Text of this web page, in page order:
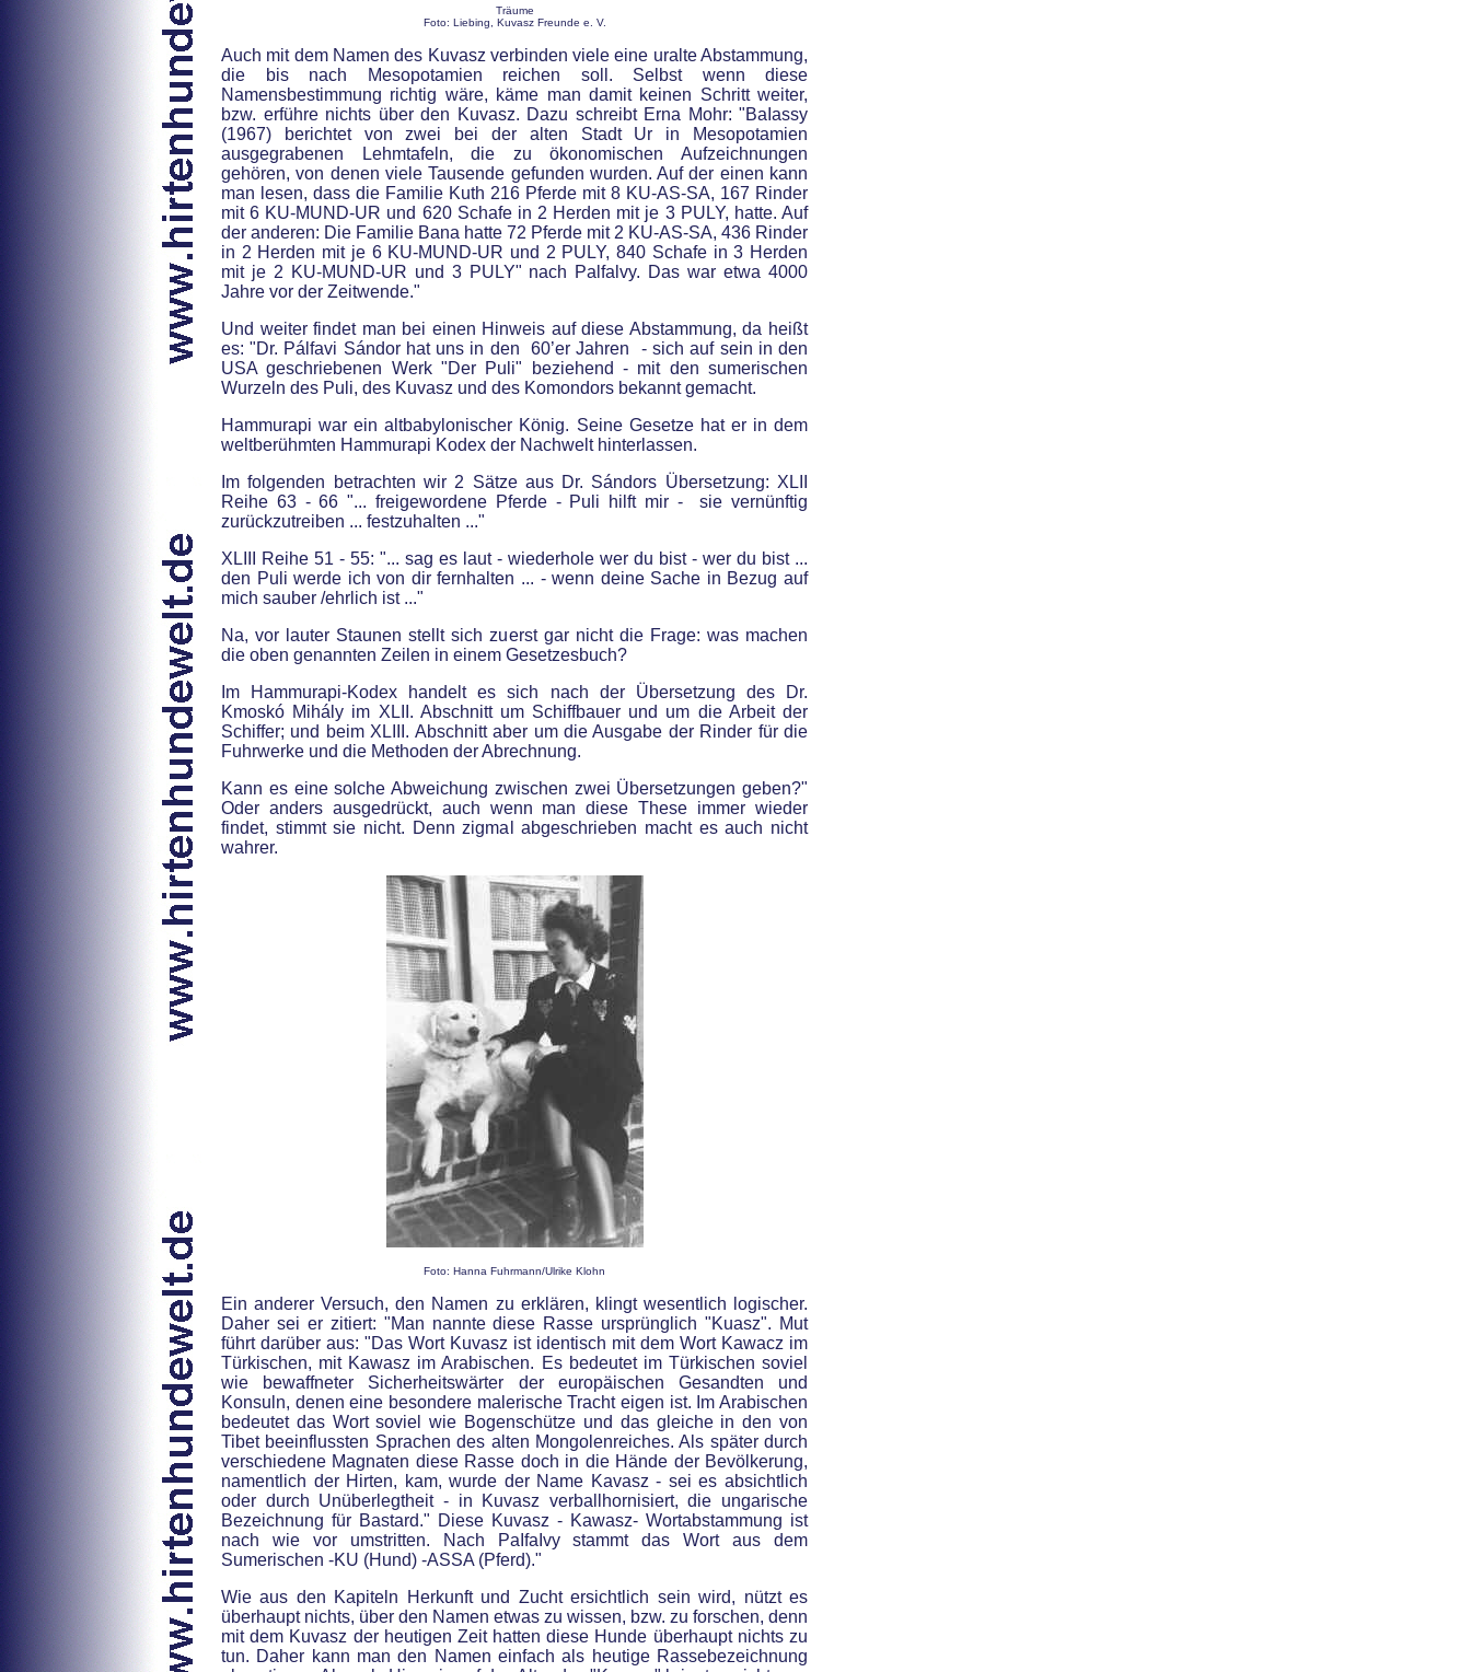
Träume
Foto: Liebing, Kuvasz Freunde e. V.
Auch mit dem Namen des Kuvasz verbinden viele eine uralte Abstammung,
die bis nach Mesopotamien reichen soll. Selbst wenn diese
Namensbestimmung richtig wäre, käme man damit keinen Schritt weiter,
bzw. erführe nichts über den Kuvasz. Dazu schreibt Erna Mohr: "BaIassy
(1967) berichtet von zwei bei der alten Stadt Ur in Mesopotamien
ausgegrabenen Lehmtafeln, die zu ökonomischen Aufzeichnungen
gehören, von denen viele Tausende gefunden wurden. Auf der einen kann
man lesen, dass die Familie Kuth 216 Pferde mit 8 KU-AS-SA, 167 Rinder
mit 6 KU-MUND-UR und 620 Schafe in 2 Herden mit je 3 PULY, hatte. Auf
der anderen: Die Familie Bana hatte 72 Pferde mit 2 KU-AS-SA, 436 Rinder
in 2 Herden mit je 6 KU-MUND-UR und 2 PULY, 840 Schafe in 3 Herden
mit je 2 KU-MUND-UR und 3 PULY" nach Palfalvy. Das war etwa 4000
Jahre vor der Zeitwende."
Und weiter findet man bei einen Hinweis auf diese Abstammung, da heißt
es: "Dr. Pálfavi Sándor hat uns in den 60’er Jahren - sich auf sein in den
USA geschriebenen Werk "Der Puli" beziehend - mit den sumerischen
Wurzeln des Puli, des Kuvasz und des Komondors bekannt gemacht.
Hammurapi war ein altbabylonischer König. Seine Gesetze hat er in dem
weltberühmten Hammurapi Kodex der Nachwelt hinterlassen.
Im folgenden betrachten wir 2 Sätze aus Dr. Sándors Übersetzung: XLII
Reihe 63 - 66 "... freigewordene Pferde - Puli hilft mir - sie vernünftig
zurückzutreiben ... festzuhalten ..."
XLIII Reihe 51 - 55: "... sag es laut - wiederhole wer du bist - wer du bist ...
den Puli werde ich von dir fernhalten ... - wenn deine Sache in Bezug auf
mich sauber /ehrlich ist ..."
Na, vor lauter Staunen stellt sich zuerst gar nicht die Frage: was machen
die oben genannten Zeilen in einem Gesetzesbuch?
Im Hammurapi-Kodex handelt es sich nach der Übersetzung des Dr.
Kmoskó Mihály im XLII. Abschnitt um Schiffbauer und um die Arbeit der
Schiffer; und beim XLIII. Abschnitt aber um die Ausgabe der Rinder für die
Fuhrwerke und die Methoden der Abrechnung.
Kann es eine solche Abweichung zwischen zwei Übersetzungen geben?"
Oder anders ausgedrückt, auch wenn man diese These immer wieder
findet, stimmt sie nicht. Denn zigmal abgeschrieben macht es auch nicht
wahrer.
Foto: Hanna Fuhrmann/Ulrike Klohn
Ein anderer Versuch, den Namen zu erklären, klingt wesentlich logischer.
Daher sei er zitiert: "Man nannte diese Rasse ursprünglich "Kuasz". Mut
führt darüber aus: "Das Wort Kuvasz ist identisch mit dem Wort Kawacz im
Türkischen, mit Kawasz im Arabischen. Es bedeutet im Türkischen soviel
wie bewaffneter Sicherheitswärter der europäischen Gesandten und
Konsuln, denen eine besondere malerische Tracht eigen ist. Im Arabischen
bedeutet das Wort soviel wie Bogenschütze und das gleiche in den von
Tibet beeinflussten Sprachen des alten Mongolenreiches. Als später durch
verschiedene Magnaten diese Rasse doch in die Hände der Bevölkerung,
namentlich der Hirten, kam, wurde der Name Kavasz - sei es absichtlich
oder durch Unüberlegtheit - in Kuvasz verballhornisiert, die ungarische
Bezeichnung für Bastard." Diese Kuvasz - Kawasz- Wortabstammung ist
nach wie vor umstritten. Nach PaIfaIvy stammt das Wort aus dem
Sumerischen -KU (Hund) -ASSA (Pferd)."
Wie aus den Kapiteln Herkunft und Zucht ersichtlich sein wird, nützt es
überhaupt nichts, über den Namen etwas zu wissen, bzw. zu forschen, denn
mit dem Kuvasz der heutigen Zeit hatten diese Hunde überhaupt nichts zu
tun. Daher kann man den Namen einfach als heutige Rassebezeichnung